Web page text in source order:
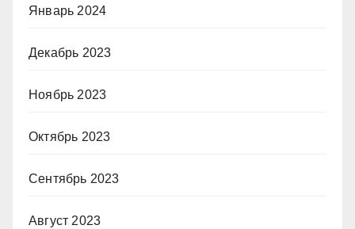
Январь 2024
Декабрь 2023
Ноябрь 2023
Октябрь 2023
Сентябрь 2023
Август 2023